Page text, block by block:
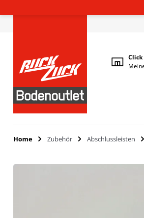
Click
Home Zubehör Abschlussleisten